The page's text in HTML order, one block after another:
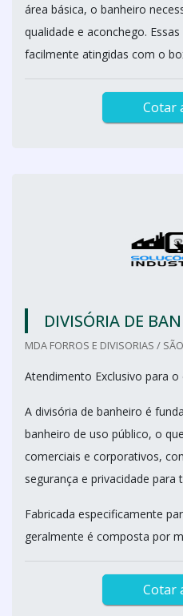
área básica, o banheiro
qualidade e aconchego.
facilmente atingidas com o
Cotar
DIVISÓRIA DE
MDA FORROS E DIVISORIAS /
Atendimento Exclusivo para
A divisória de banheiro é
banheiro de uso público, o
comerciais e corporativos,
segurança e privacidade para
Fabricada especificamente
geralmente é composta por
Cotar